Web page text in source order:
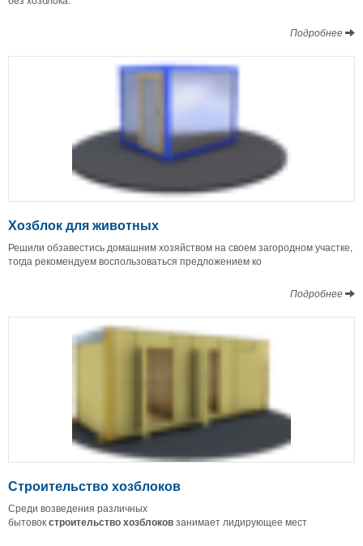
Подробнее
Хозблок для животных
Решили обзавестись домашним хозяйством на своем загородном участке,
тогда рекомендуем воспользоваться предложением ко
Подробнее
Строительство хозблоков
Среди возведения различных
бытовокстроительствохозблоковзанимает лидирующее мест